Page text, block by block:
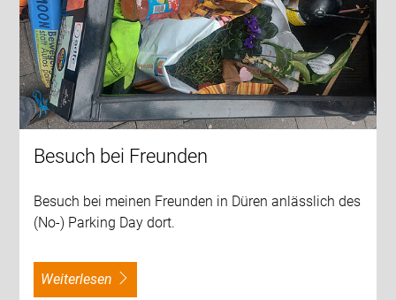
Besuch bei Freunden
Besuch bei meinen Freunden in Düren anlässlich des
(No-) Parking Day dort.
weiterlesen